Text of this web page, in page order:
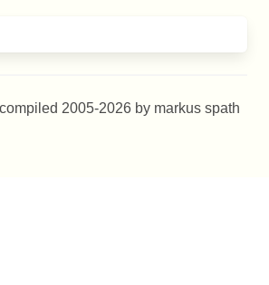
2005-2026 by markus spath